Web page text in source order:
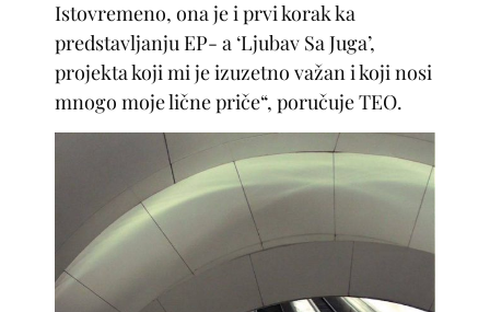
Istovremeno, ona je i prvi korak ka
predstavljanju EP- a ‘Ljubav Sa Juga’,
projekta koji mi je izuzetno važan i koji nosi
mnogo moje lične priče“, poručuje TEO.